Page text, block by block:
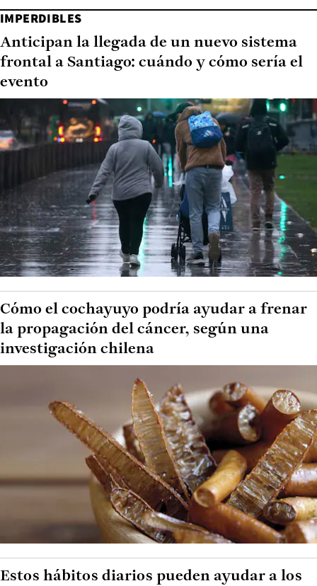
IMPERDIBLES
Anticipan la llegada de un nuevo sistema
frontal a Santiago: cuándo y cómo sería el
evento
Cómo el cochayuyo podría ayudar a frenar
la propagación del cáncer, según una
investigación chilena
Estos hábitos diarios pueden ayudar a los